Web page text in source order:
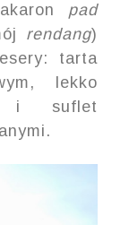
pad
rendang)
tarta
lekko
i suflet